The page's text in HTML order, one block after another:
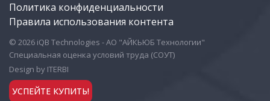
УСПЕЙТЕ КУПИТЬ!
Политика конфиденциальности
Правила использования контента
© 2026 iQB Technologies - АО "АЙКЬЮБ Технологии"
Специальная оценка условий труда (СОУТ)
Design by ITERBI